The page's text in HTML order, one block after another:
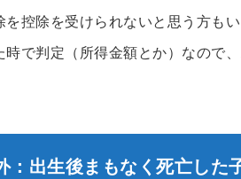
を控除を受けられないと思う方もい
時で判定（所得金額とか）なので
：出生後まもなく死亡した